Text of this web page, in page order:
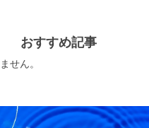
えると幸いです。
おすすめ記事
せん。